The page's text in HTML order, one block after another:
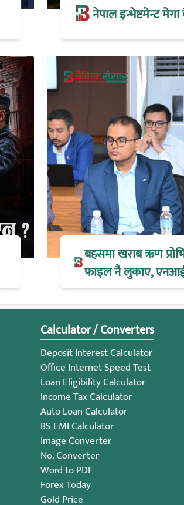
नेपाल इन्भेष्टमेन्ट
बहसमा खराब ऋण
फाइल नै लुकाए,
Calculator / Converters
Deposit Interest Calculator
Office Internet Speed Test
Loan Eligibility Calculator
Income Tax Calculator
Auto Loan Calculator
BS EMI Calculator
Image Converter
No. Converter
Word to PDF
Forex Today
Gold Price